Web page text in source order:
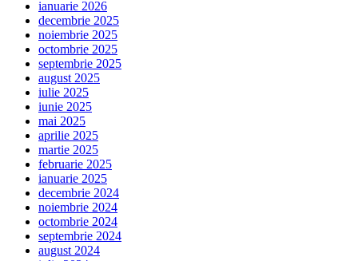
ianuarie 2026
decembrie 2025
noiembrie 2025
octombrie 2025
septembrie 2025
august 2025
iulie 2025
iunie 2025
mai 2025
aprilie 2025
martie 2025
februarie 2025
ianuarie 2025
decembrie 2024
noiembrie 2024
octombrie 2024
septembrie 2024
august 2024